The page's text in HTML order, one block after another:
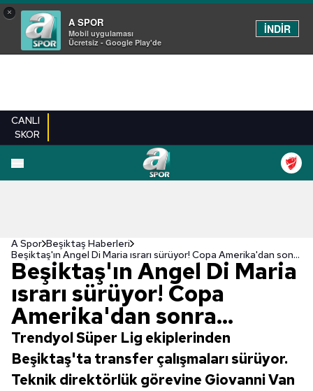
×
A SPOR
Mobil uygulaması
Ücretsiz - Google Play'de
İNDİR
CANLI
SKOR
A Spor Beşiktaş Haberleri
Beşiktaş'ın Angel Di Maria ısrarı sürüyor! Copa Amerika'dan sonra...
Beşiktaş'ın Angel Di Maria
ısrarı sürüyor! Copa
Amerika'dan sonra...
Trendyol Süper Lig ekiplerinden
Beşiktaş'ta transfer çalışmaları sürüyor.
Teknik direktörlük görevine Giovanni Van